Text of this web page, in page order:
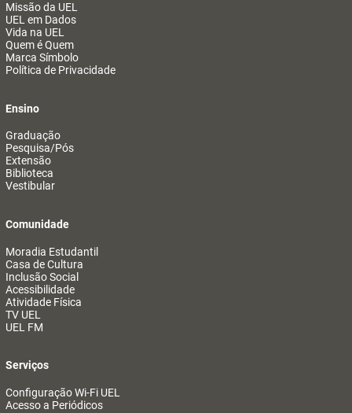
Missão da UEL
UEL em Dados
Vida na UEL
Quem é Quem
Marca Símbolo
Política de Privacidade
Ensino
Graduação
Pesquisa/Pós
Extensão
Biblioteca
Vestibular
Comunidade
Moradia Estudantil
Casa de Cultura
Inclusão Social
Acessibilidade
Atividade Física
TV UEL
UEL FM
Serviços
Configuração Wi-Fi UEL
Acesso a Periódicos